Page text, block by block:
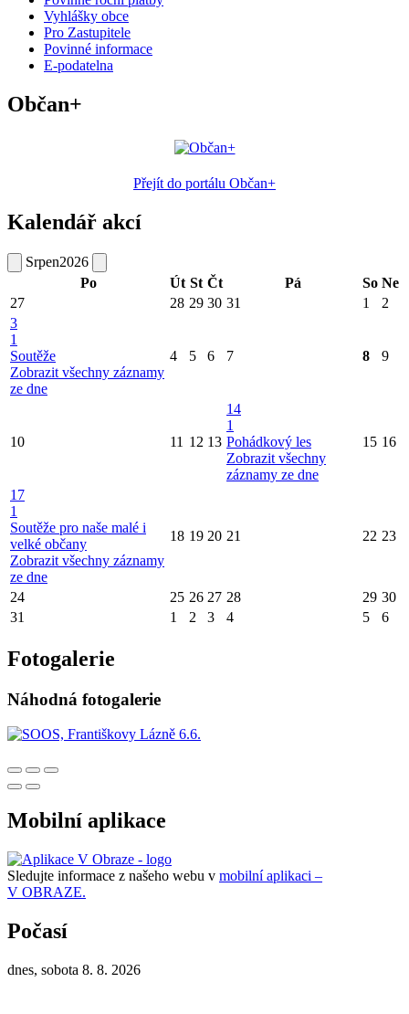
Vyhlášky obce
Pro Zastupitele
Povinné informace
E-podatelna
Občan+
Přejít do portálu Občan+
Kalendář akcí
Srpen2026
Po
Út St Čt Pá So Ne
27
28 29 30 31 1
2
3
1
Soutěže
Zobrazit všechny záznamy
ze dne
4 5 6 7 8 9
10 11 12 13
14
1
Pohádkový les
Zobrazit všechny
záznamy ze dne
15 16
17
1
Soutěže pro naše malé i
velké občany
Zobrazit všechny záznamy
ze dne
18 19 20 21 22 23
24 25 26 27 28 29 30
31
1 2 3 4 5 6
Fotogalerie
Náhodná fotogalerie
Mobilní aplikace
Sledujte informace z našeho webu v mobilní aplikaci –
V OBRAZE.
Počasí
dnes, sobota 8. 8. 2026